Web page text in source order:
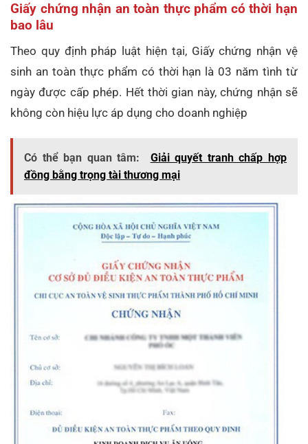
Giấy chứng nhận an toàn thực phẩm có thời hạn
bao lâu
Theo quy định pháp luật hiện tại, Giấy chứng nhận vệ
sinh an toàn thực phẩm có thời hạn là 03 năm tình từ
ngày được cấp phép. Hết thời gian này, chứng nhận sẽ
không còn hiệu lực áp dụng cho doanh nghiệp
Có thể bạn quan tâm:
Giải quyết tranh chấp hợp
đồng bằng trọng tài thương mại